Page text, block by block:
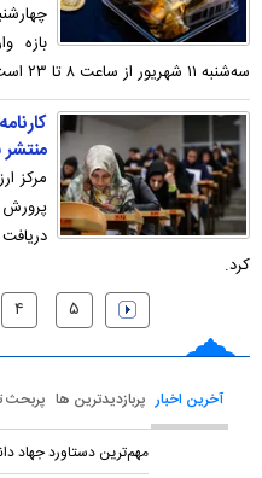
بازه
سه‌شنبه ۱۱ شهریور از ساعت ۸ تا ۲۳ است.
مرکز
کرد.
۴ ۵
آخرین اخبار پربازدیدترین ها پربحث
مهم‌ترین دستاورد جهاد